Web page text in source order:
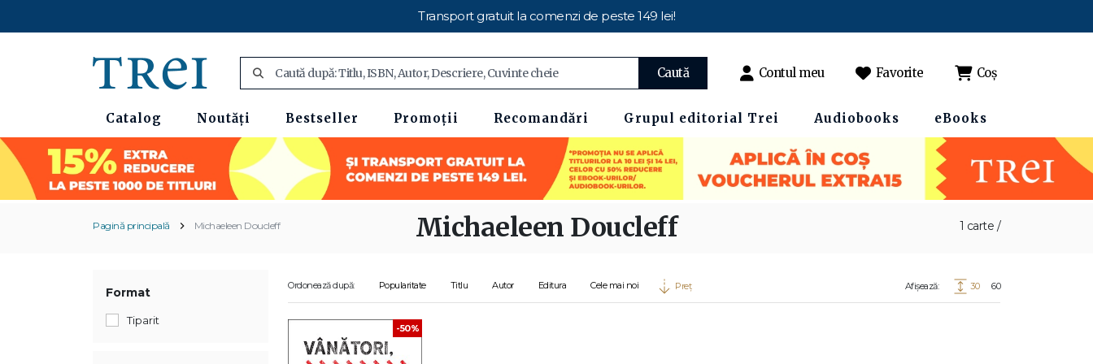
Transport gratuit la comenzi de peste 149 lei!
Caută Contul meu Favorite Coș
Catalog Noutăți Bestseller Promoții Recomandări Grupul editorial Trei Audiobooks eBooks
Pagină principală Michaeleen Doucleff 1 carte /
Michaeleen Doucleff
Format
Tiparit
Ordonează după: Popularitate Titlu Autor Editura Cele mai noi Preț Afișează: 30 60
-50%